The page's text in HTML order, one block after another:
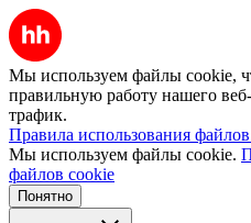
Мы используем файлы cookie,
правильную работу нашего
трафик.
Правила использования
Мы используем файлы cookie.
файлов cookie
Понятно